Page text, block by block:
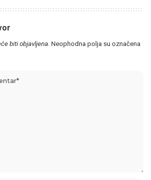
biti objavljena. Neophodna polja su označena